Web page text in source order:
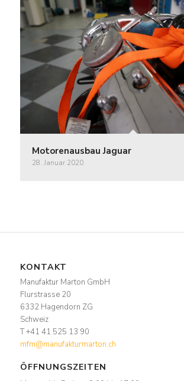
Motorenausbau Jaguar
28. Januar 2020
KONTAKT
Manufaktur Marton GmbH
Flurstrasse 20
6332 Hagendorn ZG
Schweiz
T +41 41 525 13 90
mfm@manufakturmarton.ch
ÖFFNUNGSZEITEN